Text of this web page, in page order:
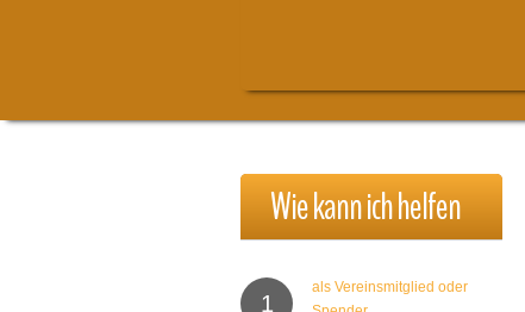
Wiekannichhelfen
1
als Vereinsmitglied oder